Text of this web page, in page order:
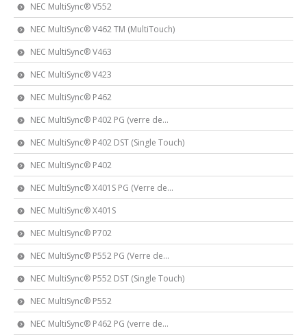
NEC MultiSync® V552
NEC MultiSync® V462 TM (MultiTouch)
NEC MultiSync® V463
NEC MultiSync® V423
NEC MultiSync® P462
NEC MultiSync® P402 PG (verre de...
NEC MultiSync® P402 DST (Single Touch)
NEC MultiSync® P402
NEC MultiSync® X401S PG (Verre de...
NEC MultiSync® X401S
NEC MultiSync® P702
NEC MultiSync® P552 PG (Verre de...
NEC MultiSync® P552 DST (Single Touch)
NEC MultiSync® P552
NEC MultiSync® P462 PG (verre de...